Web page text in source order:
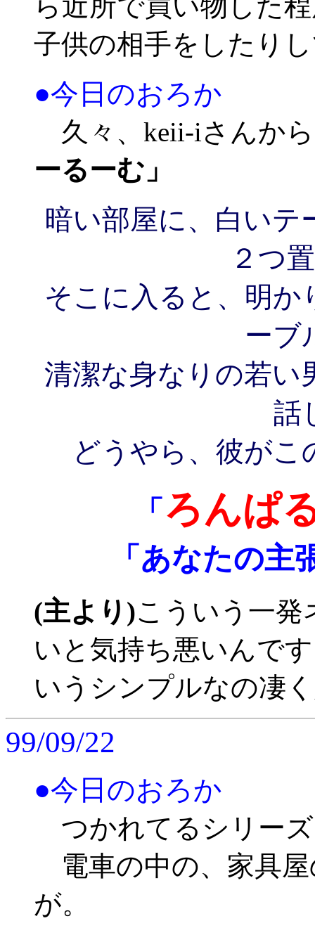
子供の相手をしたり
●今日のおろか
久々、keii-iさんか
ーるーむ」
暗い部屋に、白いテ
２つ
そこに入ると、明か
ーブ
清潔な身なりの若い
話
どうやら、彼が
「 ろんぱ
「あなたの主
(主より)こういう一発
いと気持ち悪いんで
いうシンプルなの凄
99/09/22
●今日のおろか
つかれてるシリー
電車の中の、家具
が。